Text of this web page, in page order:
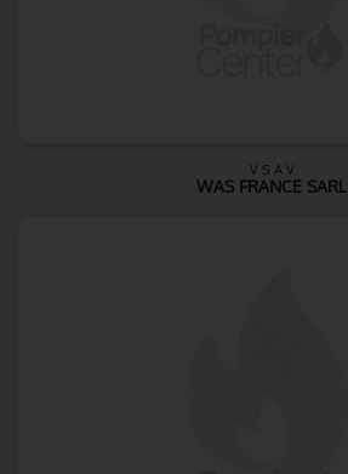
V S A V
WAS FRANCE SARL